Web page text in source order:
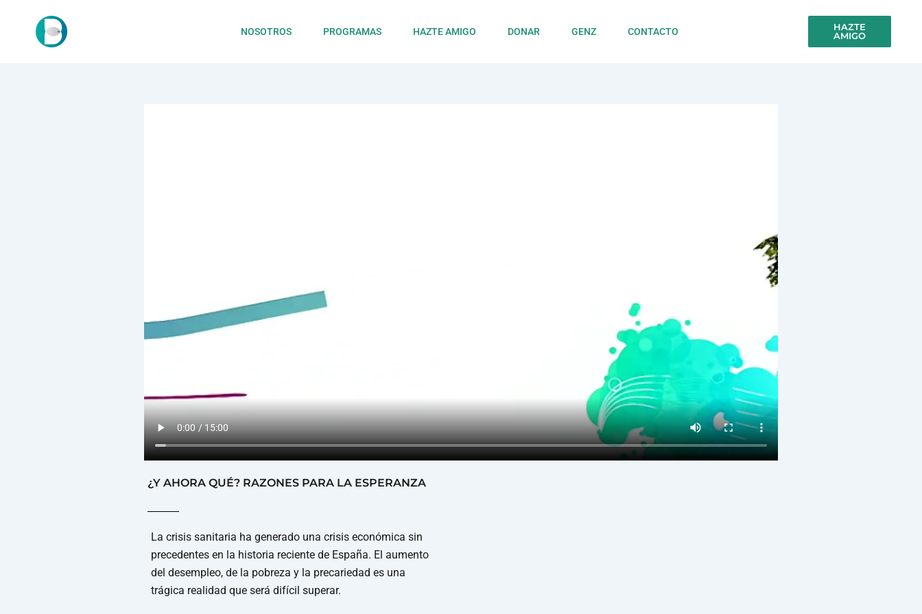
NOSOTROS PROGRAMAS HAZTE AMIGO DONAR GENZ CONTACTO
HAZTE
AMIGO
¿Y AHORA QUÉ? RAZONES PARA LA ESPERANZA
La crisis sanitaria ha generado una crisis económica sin
precedentes en la historia reciente de España. El aumento
del desempleo, de la pobreza y la precariedad es una
trágica realidad que será difícil superar.